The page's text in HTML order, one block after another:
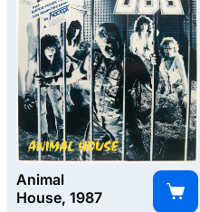
Animal
House, 1987